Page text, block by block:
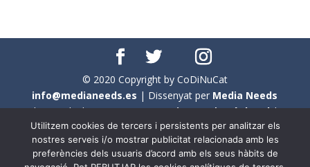
© 2020 Copyright by CoDiNuCat
info@medianeeds.es | Dissenyat per Media Needs
| Tots els drets reservats aCoDiNuCat |Avís legal|
Avís per cookies
En aquest web s'ha tingut en compte l'ús no sexista del
Utilitzem cookies de tercers i persistents per analitzar els
nostres serveis i/o mostrar publicitat relacionada amb les
preferències dels usuaris d’acord amb els seus hàbits de